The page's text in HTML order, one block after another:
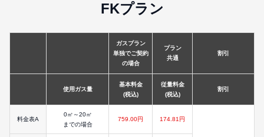
FKプラン
ガスプラン
単独でご契約
の場合
プラン
共通
割引
使用ガス量
基本料金
(税込)
従量料金
(税込)
割引
料金表A
0㎥～20㎥
までの場合
759.00円 174.81円